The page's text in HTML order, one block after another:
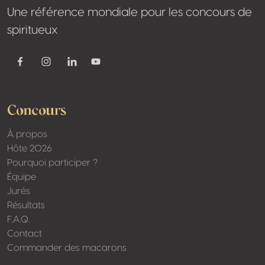
Une référence mondiale pour les concours de
spiritueux
FacebookInstagramLinkedinYoutube
Concours
À propos
Hôte 2026
Pourquoi participer ?
Équipe
Jurés
Résultats
F.A.Q.
Contact
Commander des macarons